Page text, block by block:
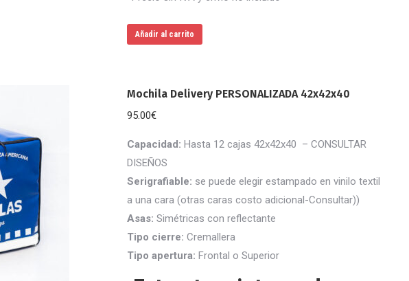
Añadir al carrito
Mochila Delivery PERSONALIZADA 42x42x40
95.00€
Capacidad: Hasta 12 cajas 42x42x40 – CONSULTAR
DISEÑOS
Serigrafiable: se puede elegir estampado en vinilo textil
a una cara (otras caras costo adicional-Consultar))
Asas: Simétricas con reflectante
Tipo cierre: Cremallera
Tipo apertura: Frontal o Superior